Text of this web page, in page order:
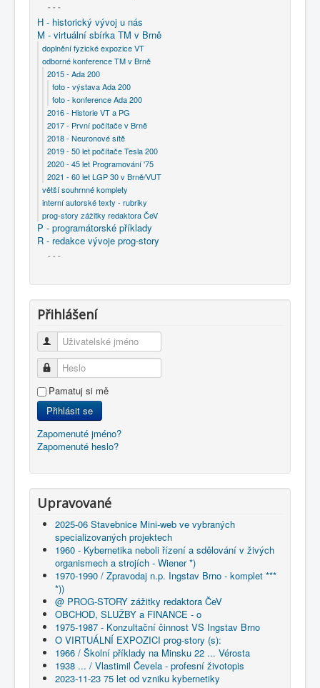
- - -
H - historický vývoj u nás
M - virtuální sbírka TM v Brně
doplnění fyzické expozice VT
odborné konference TM v Brně
2015 - Ada 200
foto - výstava Ada 200
foto - konference Ada 200
2016 - Historie VT a PG
2017 - První počítače v Brně
2018 - Neuronové sítě
2019 - 50 let počítače Tesla 200
2020 - 45 let Programování '75
2021 - 60 let LGP 30 v Brně/VUT
větší souhrnné komplety
interní autorské texty - rubriky
prog-story zážitky redaktora ČeV
P - programátorské příklady
R - redakce vývoje prog-story
- - -
Přihlášení
Uživatelské jméno
Heslo
Pamatuj si mě
Přihlásit se
Zapomenuté jméno?
Zapomenuté heslo?
Upravované
2025-06 Stavebnice Mini-web ve vybraných
specializovaných projektech
1960 - Kybernetika neboli řízení a sdělování v živých
organismech a strojích - Wiener *)
1970-1990 / Zpravodaj n.p. Ingstav Brno - komplet ***
*))
@ PROG-STORY zážitky redaktora ČeV
OBCHOD, SLUŽBY a FINANCE - o
1975-1987 - Konzultační činnost VS Ingstav Brno
O VIRTUÁLNÍ EXPOZICI prog-story (s):
1966 / Školní příklady na Minsku 22 ... Vérosta
1938 ... / Vlastimil Čevela - profesní životopis
2023-11-23 75 let od vzniku kybernetiky